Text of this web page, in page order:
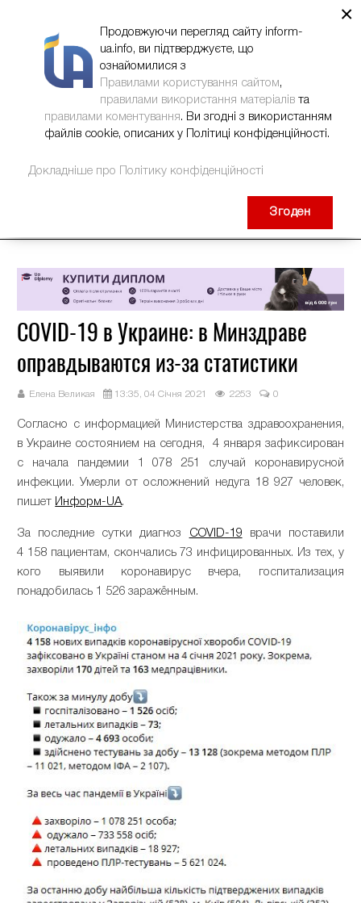
COVID-19 в Украине: в Минздраве
оправдываются из-за статистики
Елена Великая 13:35, 04 Січня 2021 2253 0
Согласно с информацией Министерства здравоохранения,
в Украине состоянием на сегодня, 4 января зафиксирован
с начала пандемии 1 078 251 случай коронавирусной
инфекции. Умерли от осложнений недуга 18 927 человек,
пишет Информ-UA.
За последние сутки диагноз COVID-19 врачи поставили
4 158 пациентам, скончались 73 инфицированных. Из тех, у
кого выявили коронавирус вчера, госпитализация
понадобилась 1 526 заражённым.
×
Продовжуючи перегляд сайту inform-
ua.info, ви підтверджуєте, що
ознайомилися з
Правилами користування сайтом,
правилами використання матеріалів та
правилами коментування. Ви згодні з використанням
файлів cookie, описаних у Політиці конфіденційності.
Докладніше про Політику конфіденційності
Згоден